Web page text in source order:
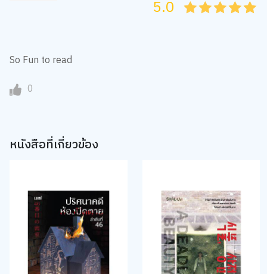
45
4
35
3
25
2
15
1
05
5.0
So Fun to read
0
หนังสือที่เกี่ยวข้อง